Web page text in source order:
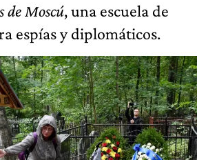
de Moscú, una escuela de
espías y diplomáticos.